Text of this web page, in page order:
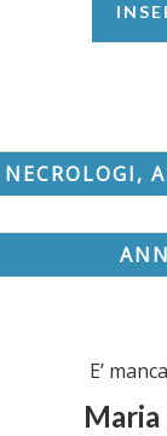
NECROLOGI,
E’
Maria